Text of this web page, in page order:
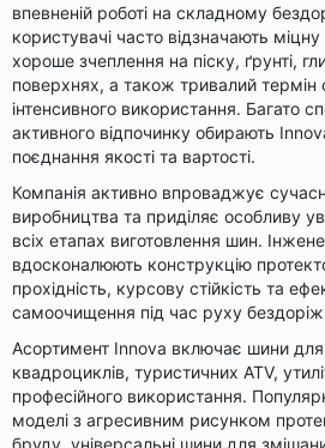
впевненій роботі на складному
користувачі часто відзначають
хороше зчеплення на піску, ґрунті,
поверхнях, а також тривалий термін
інтенсивного використання. Багато
активного відпочинку обирають
поєднання якості та вартості.
Компанія активно впроваджує
виробництва та приділяє особливу
всіх етапах виготовлення шин.
вдосконалюють конструкцію
прохідність, курсову стійкість та
самоочищення під час руху
Асортимент Innova включає шини для
квадроциклів, туристичних ATV,
професійного використання.
моделі з агресивним рисунком
бруду, універсальні шини для